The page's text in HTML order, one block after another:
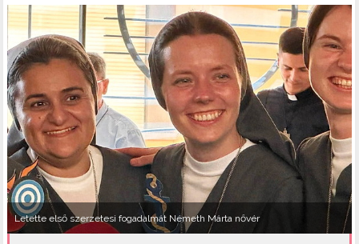
Letette első szerzetesi fogadalmát Németh Márta nővér